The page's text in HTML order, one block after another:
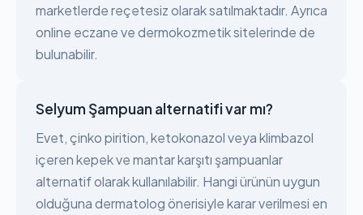
marketlerde reçetesiz olarak satılmaktadır. Ayrıca
online eczane ve dermokozmetik sitelerinde de
bulunabilir.
Selyum Şampuan alternatifi var mı?
Evet, çinko pirition, ketokonazol veya klimbazol
içeren kepek ve mantar karşıtı şampuanlar
alternatif olarak kullanılabilir. Hangi ürünün uygun
olduğuna dermatolog önerisiyle karar verilmesi en